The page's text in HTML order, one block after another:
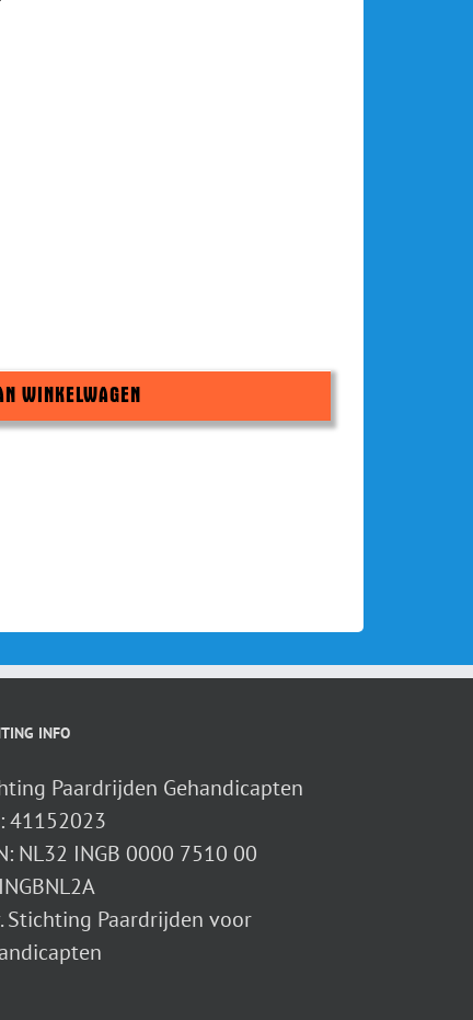
WINKELWAGEN
INFO
Paardrijden Gehandicapten
41152023
NL32 INGB 0000 7510 00
Stichting Paardrijden voor